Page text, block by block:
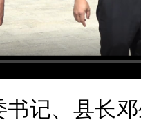
书记、县长